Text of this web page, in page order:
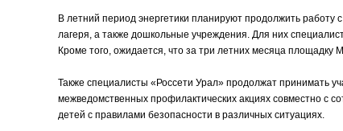
В летний период энергетики планируют продолжить
лагеря, а также дошкольные учреждения. Для них
Кроме того, ожидается, что за три летних месяца площадку
Также специалисты «Россети Урал» продолжат принимать
межведомственных профилактических акциях совместно с
детей с правилами безопасности в различных ситуациях.